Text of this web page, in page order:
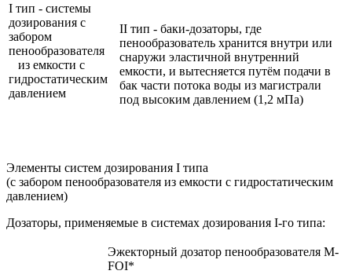
I тип - системы
дозирования с
забором
пенообразователя
из емкости с
гидростатическим
давлением
II тип - баки-дозаторы, где
пенообразователь хранится внутри или
снаружи эластичной внутренний
емкости, и вытесняется путём подачи в
бак части потока воды из магистрали
под высоким давлением (1,2 мПа)
Элементы систем дозирования I типа
(с забором пенообразователя из емкости с гидростатическим
давлением)
Дозаторы, применяемые в системах дозирования I-го типа:
Эжекторный дозатор пенообразователя M-
FOI*